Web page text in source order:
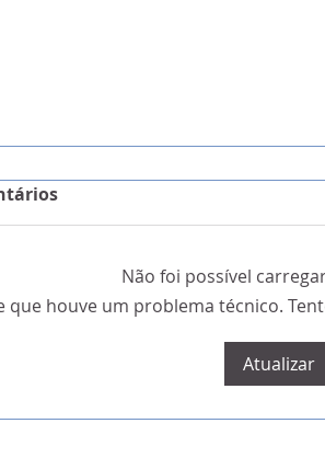
Não foi possível
que houve um problema técnico.
Atualizar